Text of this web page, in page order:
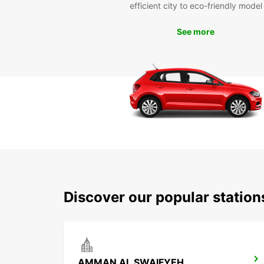
efficient city to eco-friendly model
See more
Discover our popular